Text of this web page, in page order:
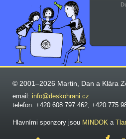
© 2001–2026 Martin, Dan a Klára
email: info@deskohrani.cz
telefon: +420 608 797 462; +420 775
Hlavními sponzory jsou MINDOK a